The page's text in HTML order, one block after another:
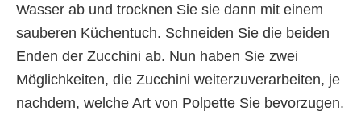
Wasser ab und trocknen Sie sie dann mit einem
sauberen Küchentuch. Schneiden Sie die beiden
Enden der Zucchini ab. Nun haben Sie zwei
Möglichkeiten, die Zucchini weiterzuverarbeiten, je
nachdem, welche Art von Polpette Sie bevorzugen.